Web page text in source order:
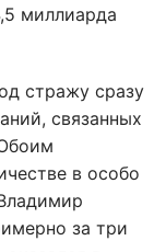
миллиарда
стражу сразу
связанных
в особо
за три